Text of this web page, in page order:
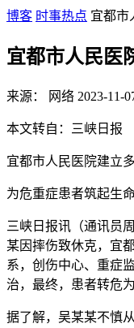
博客 时事热点 宜都市
宜都市人民医
来源： 网络 2023-11-
本文转自：三峡日报
宜都市人民医院建立
为危重症患者筑起生
三峡日报讯（通讯员
某因摔伤致休克，宜
系，创伤中心、重症
治，最终，患者转危
据了解，吴某某不慎